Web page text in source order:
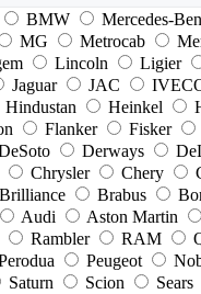
BMW Mercedes-
MG Metrocab
Lincoln Ligier
Jaguar JAC
Hindustan Heinkel
Flanker Fisker
Derways
Chrysler Chery
Brilliance Brabus
Audi Aston Martin
Rambler RAM
Peugeot
Saturn Scion Sears